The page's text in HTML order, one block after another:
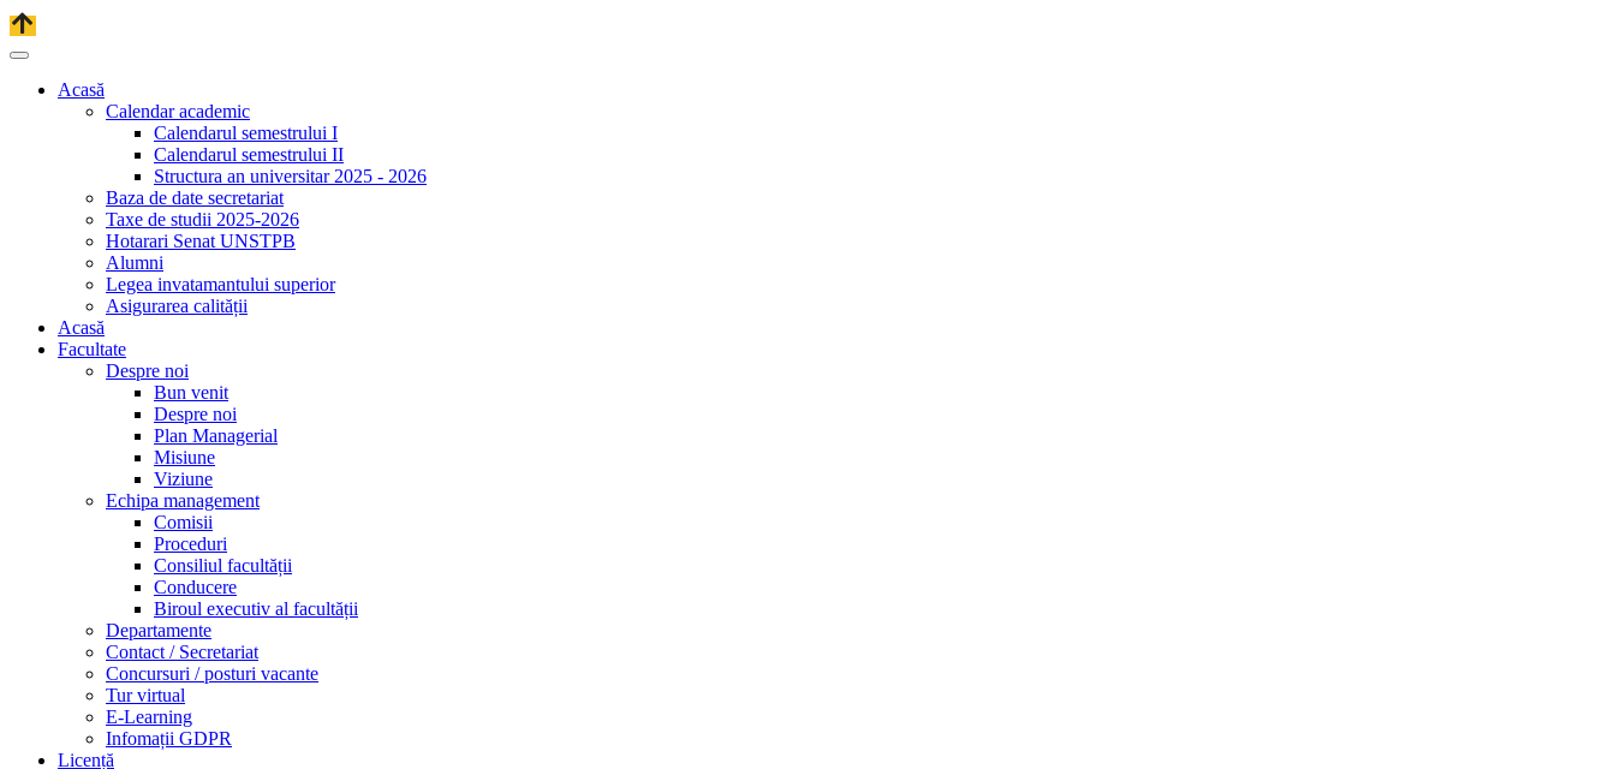
Acasă
Calendar academic
Calendarul semestrului I
Calendarul semestrului II
Structura an universitar 2025 - 2026
Baza de date secretariat
Taxe de studii 2025-2026
Hotarari Senat UNSTPB
Alumni
Legea invatamantului superior
Asigurarea calității
Acasă
Facultate
Despre noi
Bun venit
Despre noi
Plan Managerial
Misiune
Viziune
Echipa management
Comisii
Proceduri
Consiliul facultății
Conducere
Biroul executiv al facultății
Departamente
Contact / Secretariat
Concursuri / posturi vacante
Tur virtual
E-Learning
Infomații GDPR
Licență